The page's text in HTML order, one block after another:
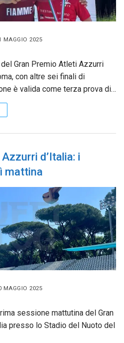
MAGGIO 2025
Gran Premio Atleti Azzurri
con altre sei finali di
è valida come terza prova di…
d’Italia: i
mattina
MAGGIO 2025
sessione mattutina del Gran
presso lo Stadio del Nuoto del